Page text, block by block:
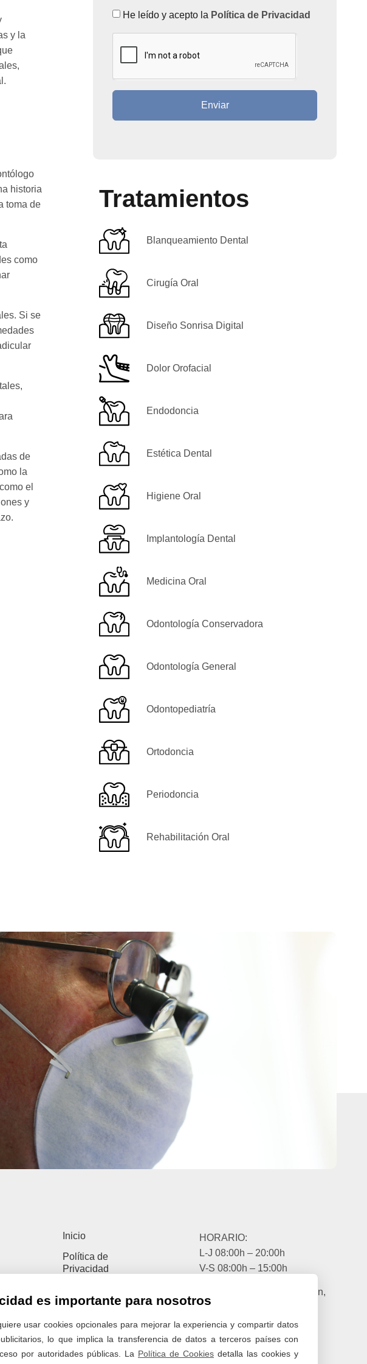
y la
historia
toma de
como
Si se
de
la
el
y
He leído y acepto la Política de Privacidad
Enviar
Tratamientos
Blanqueamiento Dental
Cirugía Oral
Diseño Sonrisa Digital
Dolor Orofacial
Endodoncia
Estética Dental
Higiene Oral
Implantología Dental
Medicina Oral
Odontología Conservadora
Odontología General
Odontopediatría
Ortodoncia
Periodoncia
Rehabilitación Oral
Inicio
Política de
Privacidad
Política de
Cookies
HORARIO:
L-J 08:00h – 20:00h
V-S 08:00h – 15:00h
Travesía Ibarbea s/n,
20600,
Eibar, Gipuzkoa
Geltoki Kalea, 7,
48240 Olakueta, Bizkaia
es importante para nosotros
usar cookies opcionales para mejorar la experiencia y compartir datos
lo que implica la transferencia de datos a terceros países con
por autoridades públicas. La Política de Cookies detalla las cookies y